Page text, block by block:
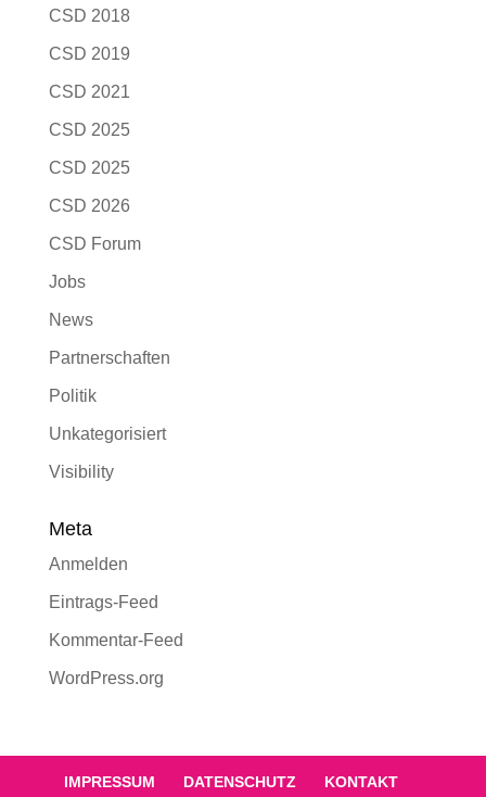
CSD 2018
CSD 2019
CSD 2021
CSD 2025
CSD 2025
CSD 2026
CSD Forum
Jobs
News
Partnerschaften
Politik
Unkategorisiert
Visibility
Meta
Anmelden
Eintrags-Feed
Kommentar-Feed
WordPress.org
IMPRESSUM DATENSCHUTZ KONTAKT